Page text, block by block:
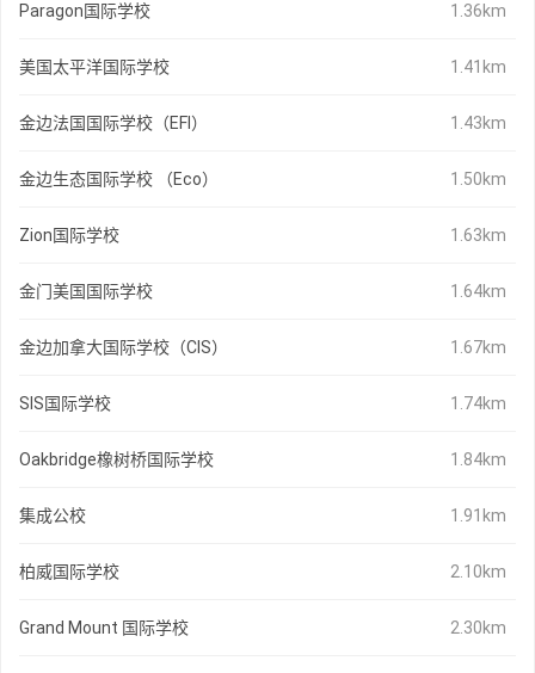
Paragon国际学校 1.36km
美国太平洋国际学校 1.41km
金边法国国际学校（EFI） 1.43km
金边生态国际学校 （Eco） 1.50km
Zion国际学校 1.63km
金门美国国际学校 1.64km
金边加拿大国际学校（CIS） 1.67km
SIS国际学校 1.74km
Oakbridge橡树桥国际学校 1.84km
集成公校 1.91km
柏威国际学校 2.10km
Grand Mount 国际学校 2.30km